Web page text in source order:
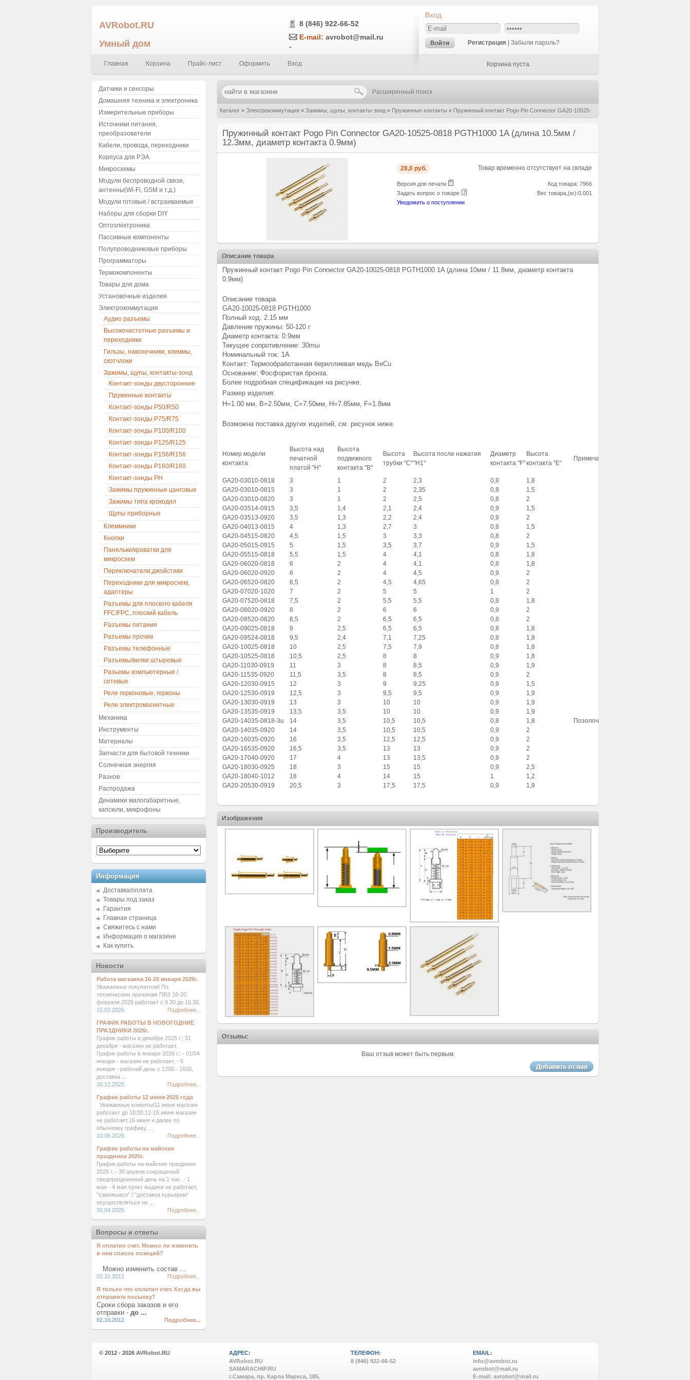
AVRobot.RU
Умный дом
8 (846) 922-66-52
E-mail: avrobot@mail.ru
-
Главная Корзина Прайс-лист Оформить Вход
Вход
Регистрация Забыли пароль?
Корзина пуста.
Расширенный поиск
Каталог » Электрокоммутация » Зажимы, щупы, контакты-зонд » Пружинные контакты » Пружинный контакт Pogo Pin Connector GA20-10525-
Пружинный контакт Pogo Pin Connector GA20-10525-0818 PGTH1000 1A (длина 10.5мм /
12.3мм, диаметр контакта 0.9мм)
28,0 руб. Товар временно отсутствует на складе
Версия для печати
Задать вопрос о товаре
Уведомить о поступлении
Код товара: 7966
Вес товара,(кг):0.001
Описание товара
Пружинный контакт Pogo Pin Connector GA20-10025-0818 PGTH1000 1A (длина 10мм / 11.8мм, диаметр контакта
0.9мм)
Описание товара
GA20-10025-0818 PGTH1000
Полный ход: 2.15 мм
Давление пружины: 50-120 г
Диаметр контакта: 0.9мм
Текущее сопротивление: 30mω
Номинальный ток: 1А
Контакт: Термообработанная бериллиевая медь BeCu
Основание: Фосфористая бронза.
Более подробная спецификация на рисунке.
Размер изделия:
H=1.00 мм, B=2.50мм, C=7.50мм, H=7.85мм, F=1.8мм
Возможна поставка других изделий, см. рисунок ниже.
Номер модели
контакта
Высота над
печатной
платой "H"
Высота
подвижного
контакта "B"
Высота
трубки "C"
Высота после нажатия
"H1"
Диаметр
контакта "F"
Высота
контакта "Е"
Примечание
GA20-03010-0818 3 1 2 2,3 0,8
1,8
GA20-03010-0815
3 1 2 2,35 0,8
1,5
GA20-03010-0820
3 1 2 2,5 0,8
2
GA20-03514-0915
3,5 1,4 2,1 2,4 0,9
1,5
GA20-03513-0920
3,5 1,3 2,2 2,4 0,9
2
GA20-04013-0815
4 1,3 2,7 3 0,8
1,5
GA20-04515-0820
4,5 1,5 3 3,3 0,8
2
GA20-05015-0915
5 1,5 3,5 3,7 0,9
1,5
GA20-05515-0818
5,5 1,5 4 4,1 0,8
1,8
GA20-06020-0818
6 2 4 4,1 0,8
1,8
GA20-06020-0920
6 2 4 4,5 0,9
2
GA20-06520-0820
6,5 2 4,5 4,65 0,8
2
GA20-07020-1020
7 2 5 5 1
2
GA20-07520-0818
7,5 2 5,5 5,5 0,8
1,8
GA20-08020-0920
8 2 6 6 0,9
2
GA20-08520-0820
8,5 2 6,5 6,5 0,8
2
GA20-09025-0818
9 2,5 6,5 6,5 0,8
1,8
GA20-09524-0818
9,5 2,4 7,1 7,25 0,8
1,8
GA20-10025-0818
10 2,5 7,5 7,9 0,8
1,8
GA20-10525-0818
10,5 2,5 8 8 0,9
1,8
GA20-11030-0919
11 3 8 8,5 0,9
1,9
GA20-11535-0920
11,5 3,5 8 8,5 0,9
2
GA20-12030-0915
12 3 9 9,25 0,9
1,5
GA20-12530-0919
12,5 3 9,5 9,5 0,9
1,9
GA20-13030-0919
13 3 10 10 0,9
1,9
GA20-13535-0919
13,5 3,5 10 10 0,9
1,9
GA20-14035-0818-3u
14 3,5 10,5 10,5 0,8 1,8
Позолоченные 3u
GA20-14035-0920
14 3,5 10,5 10,5 0,9
2
GA20-16035-0920
16 3,5 12,5 12,5 0,9
2
GA20-16535-0920
16,5 3,5 13 13 0,9
2
GA20-17040-0920
17 4 13 13,5 0,9
2
GA20-18030-0925
18 3 15 15 0,9
2,5
GA20-18040-1012
18 4 14 15 1
1,2
GA20-20530-0919
20,5 3 17,5 17,5 0,9 1,9
Изображения
Отзывы:
Ваш отзыв может быть первым.
Датчики и сенсоры
Домашняя техника и электроника
Измерительные приборы
Источники питания,
преобразователи
Кабели, провода, переходники
Корпуса для РЭА
Микросхемы
Модули беспроводной связи,
антенны(Wi-Fi, GSM и т.д.)
Модули готовые / встраиваемые
Наборы для сборки DIY
Оптоэлектроника
Пассивные компоненты
Полупроводниковые приборы
Программаторы
Термокомпоненты
Товары для дома
Установочные изделия
Электрокоммутация
Аудио разъемы
Высокочастотные разъемы и
переходники
Гильзы, наконечники, клеммы,
скотчлоки
Зажимы, щупы, контакты-зонд
Контакт-зонды двусторонние
Пружинные контакты
Контакт-зонды P50/R50
Контакт-зонды P75/R75
Контакт-зонды P100/R100
Контакт-зонды P125/R125
Контакт-зонды P156/R156
Контакт-зонды P160/R160
Контакт-зонды PH
Зажимы пружинные цанговые
Зажимы типа крокодил
Щупы приборные
Клеммники
Кнопки
Панельки/кроватки для
микросхем
Переключатели,джойстики
Переходники для микросхем,
адаптеры
Разъемы для плоского кабеля
FFC/FPC, плоский кабель
Разъемы питания
Разъемы прочие
Разъемы телефонные
Разъемы/вилки штыревые
Разьемы компьютерные /
сетевые
Реле герконовые, герконы
Реле электромагнитные
Механика
Инструменты
Материалы
Запчасти для бытовой техники
Солнечная энергия
Разное
Распродажа
Динамики малогабаритные,
капсюли, микрофоны
Производитель
Информация
Доставка/оплата
Товары под заказ
Гарантия
Главная страница
Свяжитесь с нами
Информация о магазине
Как купить
Новости
Работа магазина 16-20 января 2026г.
Уважаемые покупатели! По
техническим причинам ПВЗ 16-20
февраля 2026 работает с 9.30 до 16.30.
15.02.2026
Подробнее...
ГРАФИК РАБОТЫ В НОВОГОДНИЕ
ПРАЗДНИКИ 2026г.
График работы в декабре 2025 г.: 31
декабря - магазин не работает.
График работы в январе 2026 г.: - 01/04
января - магазин не работает. - 5
января - рабочий день с 1200 - 1600,
доставка ...
30.12.2025
Подробнее...
График работы 12 июня 2025 года
Уважаемые клиенты!11 июня магазин
работает до 18:00.12-15 июня магазин
не работает.16 июня и далее по
обычному графику. ...
10.06.2025
Подробнее...
График работы на майские
праздники 2025г.
График работы на майские праздники
2025 г.:- 30 апреля сокращеный
предпраздничный день на 1 час. - 1
мая - 4 мая пункт выдачи не работает,
"самовывоз" / "доставка курьером"
осуществляться не ...
30.04.2025
Подробнее...
Вопросы и ответы
Я оплатил счет. Можно ли изменить
в нем список позиций?
Можно изменить состав ...
02.10.2012 Подробнее...
Я только что оплатил счет. Когда вы
отправите посылку?
Сроки сбора заказов и его
отправки - до ...
02.10.2012 Подробнее...
© 2012 - 2026 AVRobot.RU
АДРЕС:
AVRobot.RU
SAMARACHIP.RU
г.Самара, пр. Карла Маркса, 185,
ТЕЛЕФОН:
8 (846) 922-66-52
EMAIL:
info@avrobot.ru
avrobot@mail.ru
E-mail: avrobot@mail.ru